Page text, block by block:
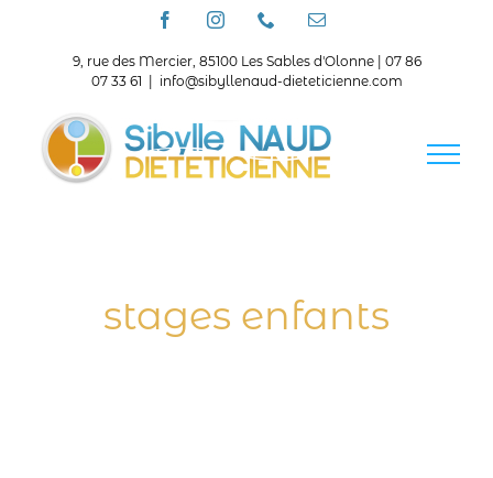
FacebookInstagramTéléphoneEmail
9, rue des Mercier, 85100 Les Sables d'Olonne | 07 86
07 33 61
info@sibyllenaud-dieteticienne.com
stages enfants